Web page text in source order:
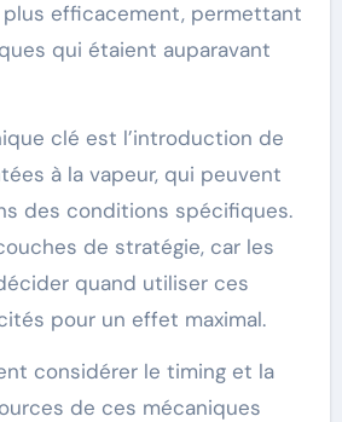
efficacement, permettant
qui étaient auparavant
clé est l’introduction de
à la vapeur, qui peuvent
des conditions spécifiques.
de stratégie, car les
quand utiliser ces
pour un effet maximal.
considérer le timing et la
de ces mécaniques